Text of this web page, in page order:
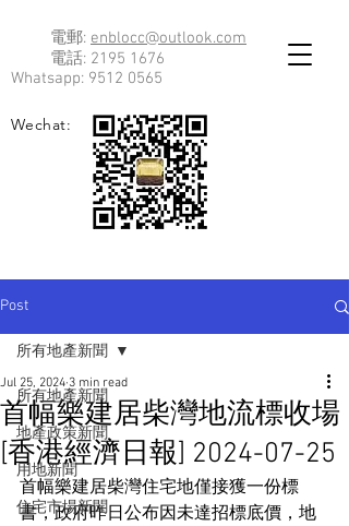
電郵: enblocc@outlook.com
電話: 2195 1676
Whatsapp: 9512 0565
Wechat:
Post
所有地產新聞
地產政策新聞
用地新聞
住宅市場新聞
所有地產新聞
首幅樂建居柴灣地流標收場
[香港經濟日報] 2024-07-25
Jul 25, 2024 3 min read
首幅樂建居柴灣住宅地僅接獲一份標
書，政府昨日公布因未達招標底價，地